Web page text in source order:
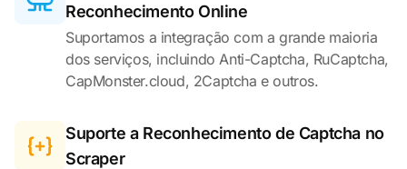
Reconhecimento Online
Suportamos a integração com a grande maioria
dos serviços, incluindo Anti-Captcha, RuCaptcha,
CapMonster.cloud, 2Captcha e outros.
Suporte a Reconhecimento de Captcha no
Scraper